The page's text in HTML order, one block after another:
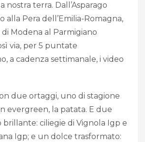
nostra terra. Dall’Asparago
alla Pera dell’Emilia-Romagna,
Modena al Parmigiano
via, per 5 puntate
a cadenza settimanale, i video
due ortaggi, uno di stagione
evergreen, la patata. E due
ciliegie di Vignola Igp e
Igp; e un dolce trasformato: